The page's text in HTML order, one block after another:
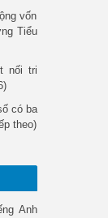
vốn
Tiểu
nối tri
có ba
theo)
Anh